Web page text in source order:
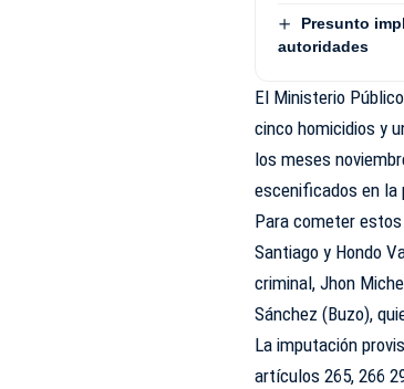
Presunto
autoridades
El Ministerio
cinco homicidios y
los meses
escenificados en la
Para cometer
Santiago y Hondo
criminal, Jhon
Sánchez (Buzo),
La imputación
artículos 265, 266